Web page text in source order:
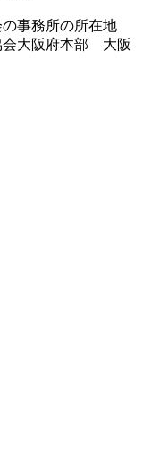
事務所の所在地
会大阪府本部 大阪